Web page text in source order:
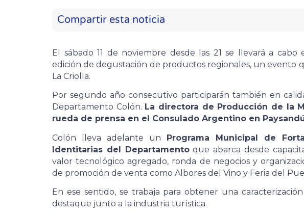
Compartir esta noticia
El sábado 11 de noviembre desde las 21 se llevará a
edición de degustación de productos regionales, un evento
La Criolla.
Por segundo año consecutivo participarán también en
Departamento Colón. La directora de Producción de la
rueda de prensa en el Consulado Argentino en
Colón lleva adelante un Programa Municipal de
Identitarias del Departamentoque abarca desde
valor tecnológico agregado, ronda de negocios y
de promoción de venta como Albores del Vino y Feria del
En ese sentido, se trabaja para obtener una
destaque junto a la industria turística.